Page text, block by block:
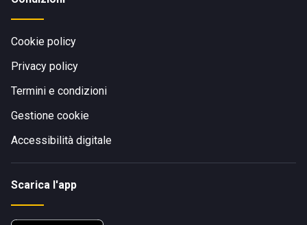
Cookie policy
Privacy policy
Termini e condizioni
Gestione cookie
Accessibilità digitale
Scarica l'app